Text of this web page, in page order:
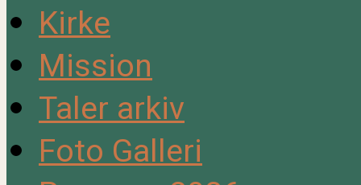
Kirke
Mission
Taler arkiv
Foto Galleri